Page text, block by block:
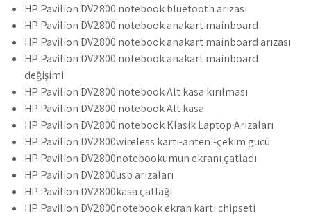
HP Pavilion DV2800 notebook bluetooth arızası
HP Pavilion DV2800 notebook anakart mainboard
HP Pavilion DV2800 notebook anakart mainboard arızası
HP Pavilion DV2800 notebook anakart mainboard
değişimi
HP Pavilion DV2800 notebook Alt kasa kırılması
HP Pavilion DV2800 notebook Alt kasa
HP Pavilion DV2800 notebook Klasik Laptop Arızaları
HP Pavilion DV2800wireless kartı-anteni-çekim gücü
HP Pavilion DV2800notebookumun ekranı çatladı
HP Pavilion DV2800usb arızaları
HP Pavilion DV2800kasa çatlağı
HP Pavilion DV2800notebook ekran kartı chipseti